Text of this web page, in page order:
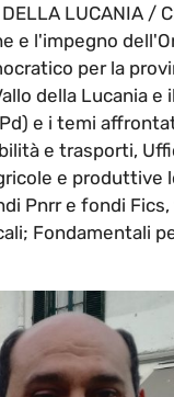
LUCANIA /
e l'impegno
per la
della Lucania e
e i temi
e trasporti,
e produttive
Pnrr e fondi Fics,
Fondamentali